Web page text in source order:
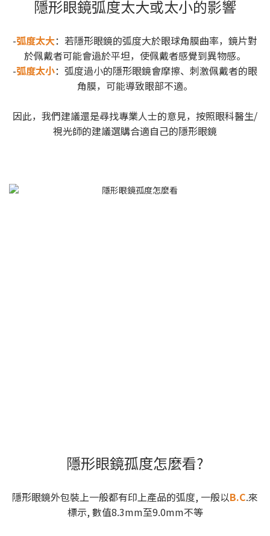
隱形眼鏡弧度太大或太小的影響
-弧度太大：若隱形眼鏡的弧度大於眼球角膜曲率，鏡片對
於佩戴者可能會過於平坦，使佩戴者感覺到異物感。
-弧度太小：弧度過小的隱形眼鏡會摩擦、刺激佩戴者的眼
角膜，可能導致眼部不適。
因此，我們建議還是尋找專業人士的意見，按照眼科醫生/
視光師的建議選購合適自己的隱形眼鏡
隱形眼鏡孤度怎麼看?
隱形眼鏡外包裝上一般都有印上產品的弧度, 一般以B.C.來
標示, 數值8.3mm至9.0mm不等